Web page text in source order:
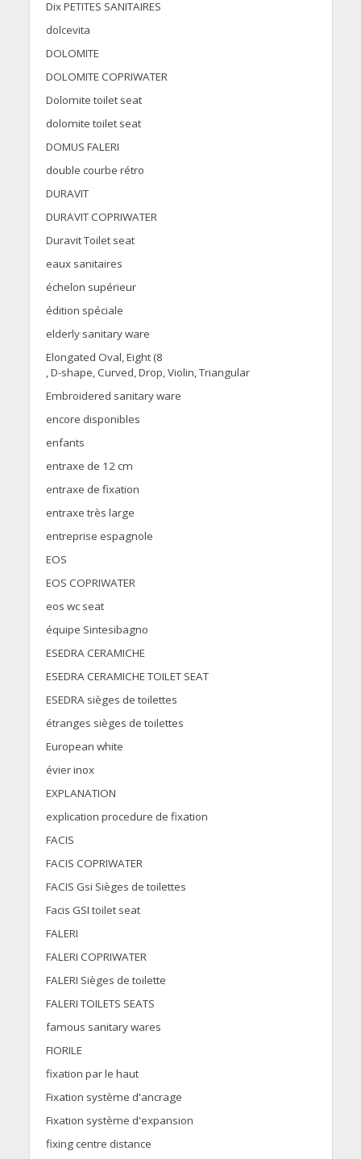
Dix PETITES SANITAIRES
dolcevita
DOLOMITE
DOLOMITE COPRIWATER
Dolomite toilet seat
dolomite toilet seat
DOMUS FALERI
double courbe rétro
DURAVIT
DURAVIT COPRIWATER
Duravit Toilet seat
eaux sanitaires
échelon supérieur
édition spéciale
elderly sanitary ware
Elongated Oval, Eight (8
, D-shape, Curved, Drop, Violin, Triangular
Embroidered sanitary ware
encore disponibles
enfants
entraxe de 12 cm
entraxe de fixation
entraxe très large
entreprise espagnole
EOS
EOS COPRIWATER
eos wc seat
équipe Sintesibagno
ESEDRA CERAMICHE
ESEDRA CERAMICHE TOILET SEAT
ESEDRA sièges de toilettes
étranges sièges de toilettes
European white
évier inox
EXPLANATION
explication procedure de fixation
FACIS
FACIS COPRIWATER
FACIS Gsi Sièges de toilettes
Facis GSI toilet seat
FALERI
FALERI COPRIWATER
FALERI Sièges de toilette
FALERI TOILETS SEATS
famous sanitary wares
FIORILE
fixation par le haut
Fixation système d'ancrage
Fixation système d'expansion
fixing centre distance